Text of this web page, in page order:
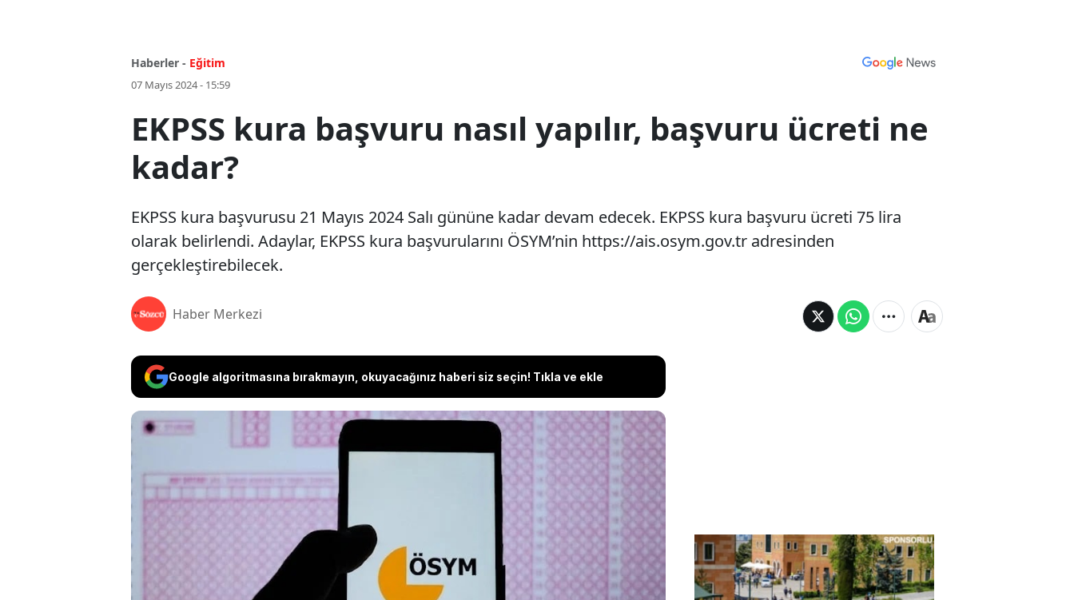
Haberler - Eğitim
07 Mayıs 2024 - 15:59
EKPSS kura başvuru nasıl yapılır, başvuru ücreti ne
kadar?
EKPSS kura başvurusu 21 Mayıs 2024 Salı gününe kadar devam edecek. EKPSS kura başvuru ücreti 75 lira
olarak belirlendi. Adaylar, EKPSS kura başvurularını ÖSYM’nin https://ais.osym.gov.tr adresinden
gerçekleştirebilecek.
Haber Merkezi
Google algoritmasına bırakmayın, okuyacağınız haberi siz seçin! Tıkla ve ekle
EKPSS kura başvurusu 21 Mayıs 2024 Salı gününe kadar devam
edecek. EKPSS kura başvuru ücreti 75 lira olarak belirlendi.
Adaylar, EKPSS kura başvurularını ÖSYM’nin
https://ais.osym.gov.tr adresinden gerçekleştirebilecek.